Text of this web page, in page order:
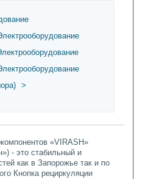
>
«VIRASH»
- это стабильный и
как в Запорожье так и по
Кнопка рециркуляции